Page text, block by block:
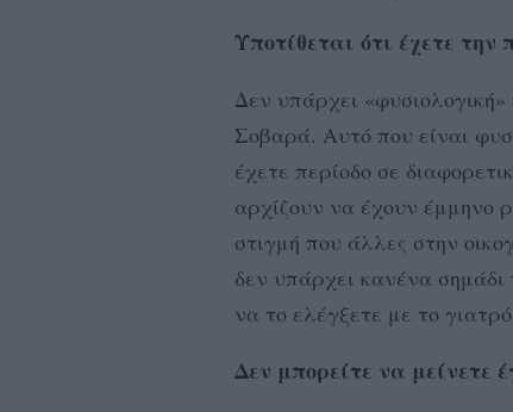
Υποτίθεται ότι έχετε την
Δεν υπάρχει
Σοβαρά. Αυτό που είναι
έχετε περίοδο σε
αρχίζουν να έχουν έμμηνο
στιγμή που άλλες στην
δεν υπάρχει κανένα σημάδι
να το ελέγξετε με το
Δεν μπορείτε να μείνετε